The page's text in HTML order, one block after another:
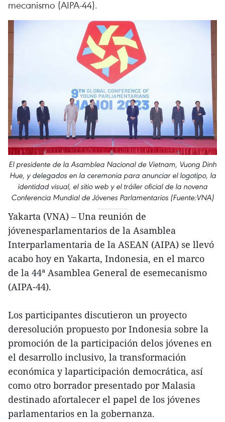
mecanismo (AIPA-44).
El presidente de la Asamblea Nacional de Vietnam, Vuong Dinh
Hue, y delegados en la ceremonia para anunciar el logotipo, la
identidad visual, el sitio web y el tráiler oficial de la novena
Conferencia Mundial de Jóvenes Parlamentarios (Fuente:VNA)
Yakarta (VNA) – Una reunión de
jóvenesparlamentarios de la Asamblea
Interparlamentaria de la ASEAN (AIPA) se llevó
acabo hoy en Yakarta, Indonesia, en el marco
de la 44ª Asamblea General de esemecanismo
(AIPA-44).
Los participantes discutieron un proyecto
deresolución propuesto por Indonesia sobre la
promoción de la participación delos jóvenes en
el desarrollo inclusivo, la transformación
económica y laparticipación democrática, así
como otro borrador presentado por Malasia
destinado afortalecer el papel de los jóvenes
parlamentarios en la gobernanza.